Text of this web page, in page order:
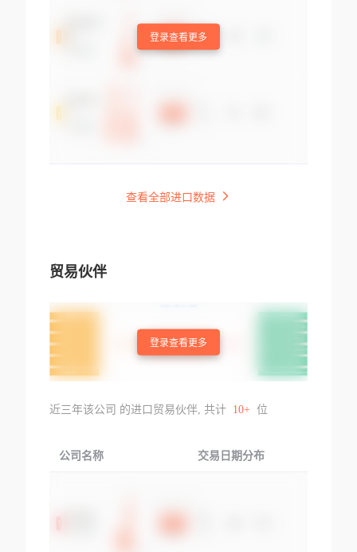
登录查看更多
查看全部进口数据
贸易伙伴
登录查看更多
近三年该公司 的进口贸易伙伴, 共计 10+ 位
公司名称 交易日期分布